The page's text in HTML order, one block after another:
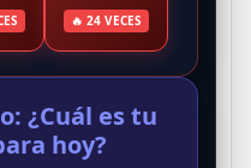
🔥 24 VECES
¿Cuál es tu
hoy?